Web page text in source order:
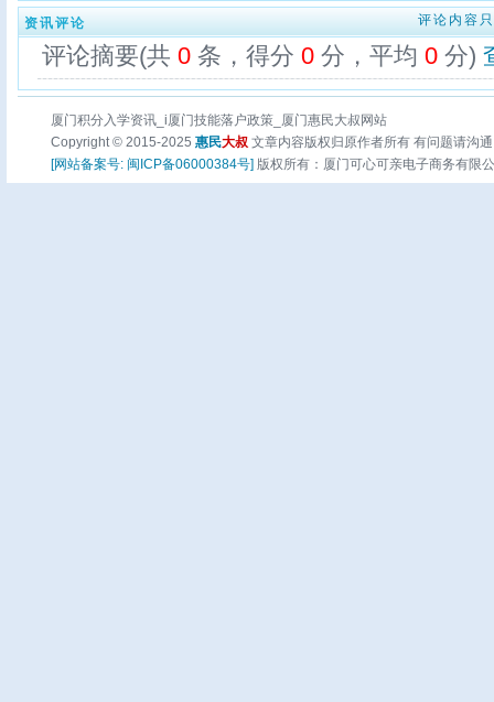
资讯评论 评论内容
评论摘要(共 0 条，得分 0 分，平均 0 分)
厦门积分入学资讯_i厦门技能落户政策_厦门惠民大叔网站
Copyright © 2015-2025 惠民大叔 文章内容版权归原作者所有 有问题请沟
[网站备案号: 闽ICP备06000384号] 版权所有：厦门可心可亲电子商务有限